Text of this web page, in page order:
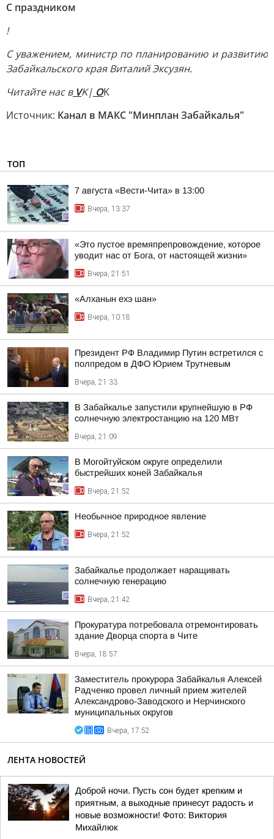
С праздником
!
С уважением, министр по планированию и развитию
Забайкальского края Виталий Эксузян.
Читайте нас вVK| OK
Источник: Канал в МАКС "Минплан Забайкалья"
ТОП
7 августа «Вести-Чита» в 13:00
Вчера, 13:37
«Это пустое времяпрепровождение, которое
уводит нас от Бога, от настоящей жизни»
Вчера, 21:51
«Алханын ехэ шан»
Вчера, 10:18
Президент РФ Владимир Путин встретился с
полпредом в ДФО Юрием Трутневым
Вчера, 21:33
В Забайкалье запустили крупнейшую в РФ
солнечную электростанцию на 120 МВт
Вчера, 21:09
В Могойтуйском округе определили
быстрейших коней Забайкалья
Вчера, 21:52
Необычное природное явление
Вчера, 21:52
Забайкалье продолжает наращивать
солнечную генерацию
Вчера, 21:42
Прокуратура потребовала отремонтировать
здание Дворца спорта в Чите
Вчера, 18:57
Заместитель прокурора Забайкалья Алексей
Радченко провел личный прием жителей
Александрово-Заводского и Нерчинского
муниципальных округов
Вчера, 17:52
ЛЕНТА НОВОСТЕЙ
Доброй ночи. Пусть сон будет крепким и
приятным, а выходные принесут радость и
новые возможности! Фото: Виктория
Михайлюк